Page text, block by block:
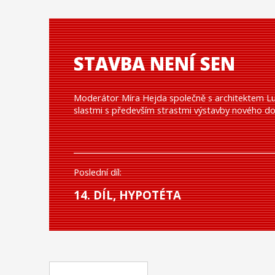
STAVBA NENÍ SEN
Moderátor Míra Hejda společně s architektem
slastmi s především strastmi výstavby nového
Poslední díl:
14. DÍL, HYPOTÉTA